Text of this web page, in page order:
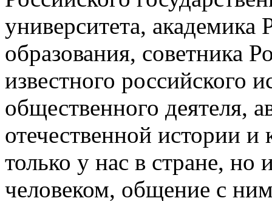
университета, академика
образования, советника
известного российского
общественного деятеля,
отечественной истории и
только у нас в стране, но
человеком, общение с